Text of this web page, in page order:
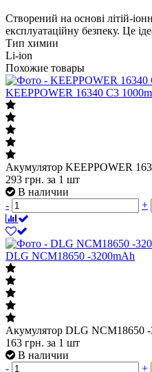
Створений на основі літій-
експлуатаційну безпеку. Це
Тип химии
Li-ion
Похожие товары
KEEPPOWER 16340 С3
Акумулятор KEEPPOWER
293 грн. за 1 шт
В наличии
-
+
DLG NCM18650 -3200mAh
Акумулятор DLG NCM18650
163 грн. за 1 шт
В наличии
-
+